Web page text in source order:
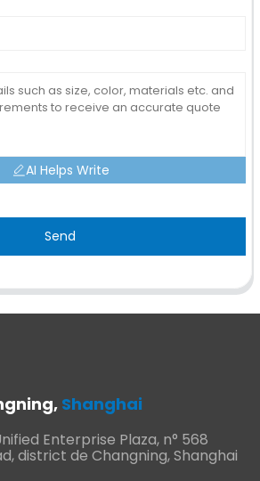
AI Helps Write
Send
Shanghai
Enterprise Plaza, n° 568
district de Changning, Shanghai